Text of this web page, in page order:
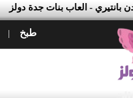
بانتيري - العاب بنات جدة دولز
طبخ |